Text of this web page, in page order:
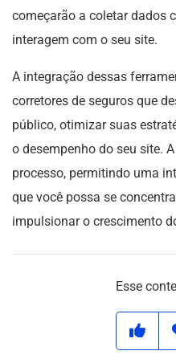
começarão a coletar dados
interagem com o seu site.
A integração dessas
corretores de seguros que
público, otimizar suas
o desempenho do seu site.
processo, permitindo uma
que você possa se
impulsionar o crescimento
Esse